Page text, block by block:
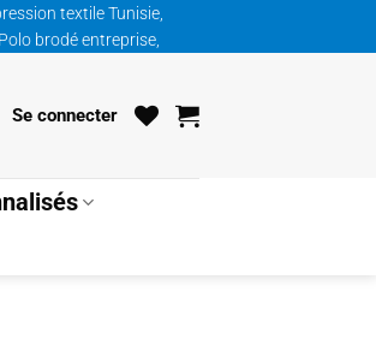
textile Tunisie,
brodé entreprise,
Se connecter